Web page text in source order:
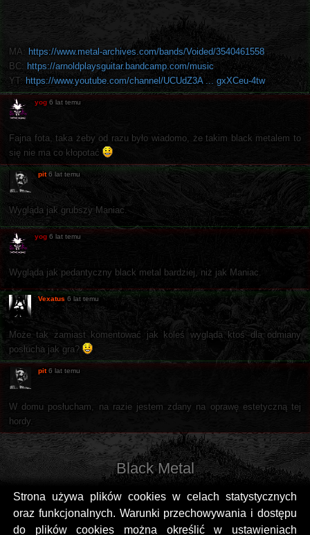
Strona używa plików cookies w celach statystycznych
oraz funkcjonalnych. Warunki przechowywania i dostępu
do plików cookies można określić w ustawieniach
MA: https://www.metal-archives.com/bands/Voided/3540461558
BC: https://arnoldplaysguitar.bandcamp.com/music
YT: https://www.youtube.com/channel/UCUdZ3A ... gxXCeu-4tw
yog 6 lat temu
Fajna fota, taka żeby od razu było wiadomo, że takim black metalem to
się nie ma co kłopotać
pit 6 lat temu
Wygląda jak grubszy Maniac.
yog 6 lat temu
Wygląda jak pedantyczny black metal bardziej, niż jak Maniac.
Vexatus 6 lat temu
Może tak zamiast komentować jak koleś wygląda ktoś dla odmiany
posłucha jak gra?
pit 6 lat temu
W domu posłucham, na razie jestem zdany na oprawę estetyczną tej
hordy.
Black Metal